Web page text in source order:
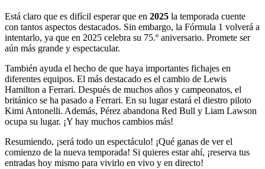
Está claro que es difícil esperar que en 2025 la temporada cuente
con tantos aspectos destacados. Sin embargo, la Fórmula 1 volverá a
intentarlo, ya que en 2025 celebra su 75.º aniversario. Promete ser
aún más grande y espectacular.
También ayuda el hecho de que haya importantes fichajes en
diferentes equipos. El más destacado es el cambio de Lewis
Hamilton a Ferrari. Después de muchos años y campeonatos, el
británico se ha pasado a Ferrari. En su lugar estará el diestro piloto
Kimi Antonelli. Además, Pérez abandona Red Bull y Liam Lawson
ocupa su lugar. ¡Y hay muchos cambios más!
Resumiendo, ¡será todo un espectáculo! ¡Qué ganas de ver el
comienzo de la nueva temporada! Si quieres estar ahí, ¡reserva tus
entradas hoy mismo para vivirlo en vivo y en directo!